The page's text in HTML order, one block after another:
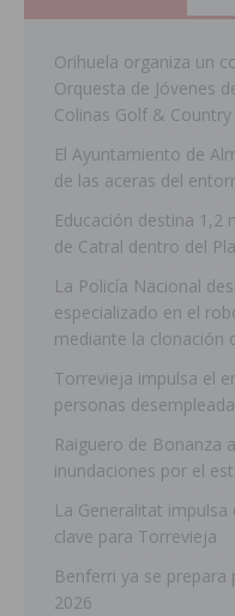
Orihuela organiza un
Orquesta de Jóvenes
Colinas Golf & Country
El Ayuntamiento de
de las aceras del
Educación destina 1,2
de Catral dentro del
La Policía Nacional
especializado en el
mediante la clonación
Torrevieja impulsa el
personas
Raiguero de Bonanza
inundaciones por el
La Generalitat
clave para Torrevieja
Benferri ya se
2026